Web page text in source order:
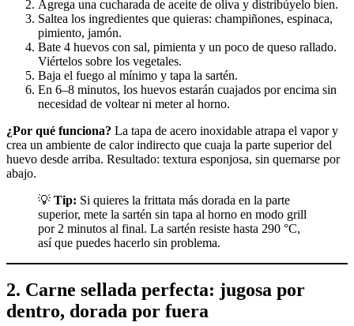
Agrega una cucharada de aceite de oliva y distribúyelo bien.
Saltea los ingredientes que quieras: champiñones, espinaca,
pimiento, jamón.
Bate 4 huevos con sal, pimienta y un poco de queso rallado.
Viértelos sobre los vegetales.
Baja el fuego al mínimo y tapa la sartén.
En 6–8 minutos, los huevos estarán cuajados por encima sin
necesidad de voltear ni meter al horno.
¿Por qué funciona? La tapa de acero inoxidable atrapa el vapor y
crea un ambiente de calor indirecto que cuaja la parte superior del
huevo desde arriba. Resultado: textura esponjosa, sin quemarse por
abajo.
💡 Tip: Si quieres la frittata más dorada en la parte
superior, mete la sartén sin tapa al horno en modo grill
por 2 minutos al final. La sartén resiste hasta 290 °C,
así que puedes hacerlo sin problema.
2. Carne sellada perfecta: jugosa por
dentro, dorada por fuera